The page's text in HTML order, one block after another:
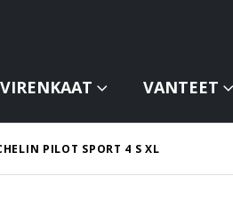
VANTEET
PILOT SPORT 4 S XL